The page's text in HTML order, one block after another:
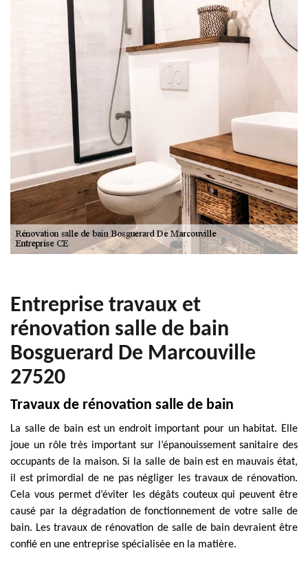
Entreprise travaux et
rénovation salle de bain
Bosguerard De Marcouville
27520
Travaux de rénovation salle de bain
La salle de bain est un endroit important pour un habitat. Elle
joue un rôle très important sur l’épanouissement sanitaire des
occupants de la maison. Si la salle de bain est en mauvais état,
il est primordial de ne pas négliger les travaux de rénovation.
Cela vous permet d’éviter les dégâts couteux qui peuvent être
causé par la dégradation de fonctionnement de votre salle de
bain. Les travaux de rénovation de salle de bain devraient être
confié en une entreprise spécialisée en la matière.